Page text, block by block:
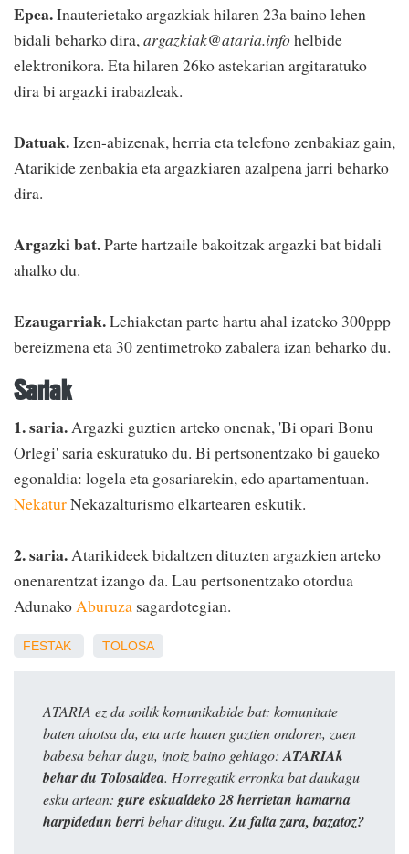
Epea.Inauterietako argazkiak hilaren 23a baino lehen
bidali beharko dira, argazkiak@ataria.infohelbide
elektronikora. Eta hilaren 26ko astekarian argitaratuko
dira bi argazki irabazleak.
Datuak.Izen-abizenak, herria eta telefono zenbakiaz gain,
Atarikide zenbakia eta argazkiaren azalpena jarri beharko
dira.
Argazki bat.Parte hartzaile bakoitzak argazki bat bidali
ahalko du.
Ezaugarriak.Lehiaketan parte hartu ahal izateko 300ppp
bereizmena eta 30 zentimetroko zabalera izan beharko du.
Sariak
1. saria.Argazki guztien arteko onenak, 'Bi opari Bonu
Orlegi' saria eskuratuko du. Bi pertsonentzako bi gaueko
egonaldia: logela eta gosariarekin, edo apartamentuan.
NekaturNekazalturismo elkartearen eskutik.
2. saria.Atarikideek bidaltzen dituzten argazkien arteko
onenarentzat izango da. Lau pertsonentzako otordua
AdunakoAburuza sagardotegian.
FESTAK TOLOSA
ATARIA ez da soilik komunikabide bat: komunitate
baten ahotsa da, eta urte hauen guztien ondoren, zuen
babesa behar dugu, inoiz baino gehiago: ATARIAk
behar du Tolosaldea. Horregatik erronka bat daukagu
esku artean: gure eskualdeko 28 herrietan hamarna
harpidedun berribehar ditugu. Zu falta zara, bazatoz?